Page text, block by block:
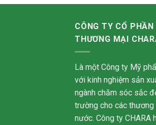
CÔNG TY CỔ
THƯƠNG MẠI
Là một Công ty Mỹ
với kinh nghiệm sản
ngành chăm sóc sắc
trường cho các
nước. Công ty CHARA